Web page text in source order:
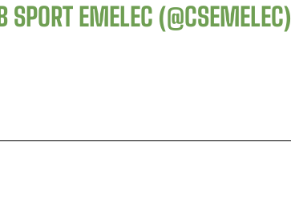
EMELEC (@CSEMELEC)